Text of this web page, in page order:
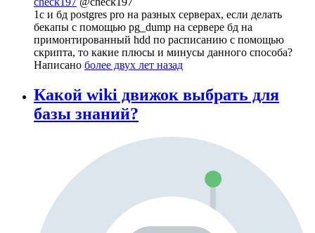
1c и бд postgres pro на разных серверах, если делать
бекапы с помощью pg_dump на сервере бд на
примонтированный hdd по расписанию с помощью
скрипта, то какие плюсы и минусы данного способа?
Написано более двух лет назад
Какой wiki движок выбрать для
базы знаний?